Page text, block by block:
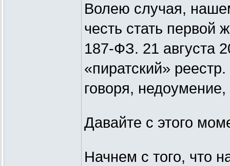
Волею случая,
честь стать первой
187-ФЗ. 21 августа
«пиратский»
говоря,
Давайте с этого
Начнем с того, что